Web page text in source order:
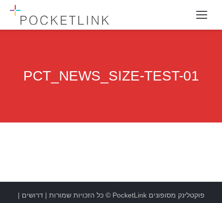
PCT_NEWS_SIZE-TEST-01
פוקטלינק מסופוניםPocketLink © כל הזכויות שמורות |דרושים |